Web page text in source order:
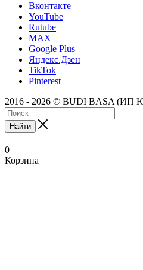
Вконтакте
YouTube
Rutube
MAX
Google Plus
Яндекс.Дзен
TikTok
Pinterest
2016 - 2026 © BUDI BASA (ИП
Найти
0
Корзина